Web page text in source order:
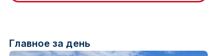
Главное за день